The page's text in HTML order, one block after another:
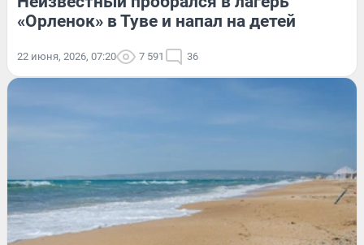
«Орленок» в Туве и напал на детей
22 июня, 2026, 07:20 7 591 36